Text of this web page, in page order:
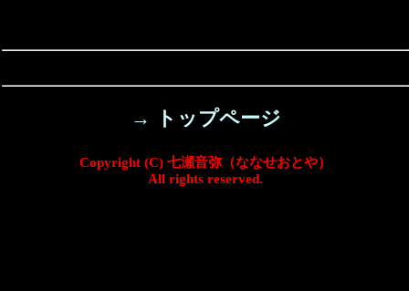
→ トップページ
Copyright (C) 七瀬音弥（ななせおとや）
All rights reserved.